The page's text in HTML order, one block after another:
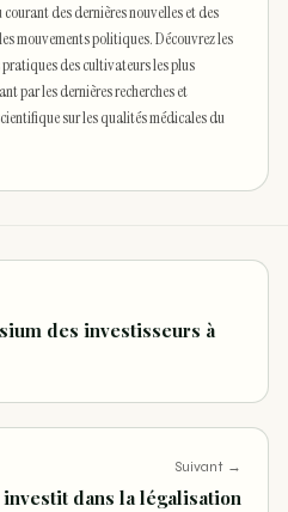
des dernières nouvelles et des
mouvements politiques. Découvrez les
pratiques des cultivateurs les plus
par les dernières recherches et
sur les qualités médicales du
des investisseurs à
Suivant →
investit dans la légalisation